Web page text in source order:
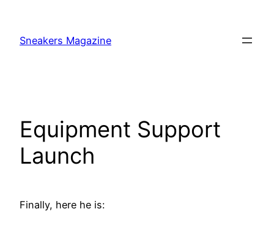
content
Sneakers Magazine
Equipment Support
Launch
Finally, here he is: